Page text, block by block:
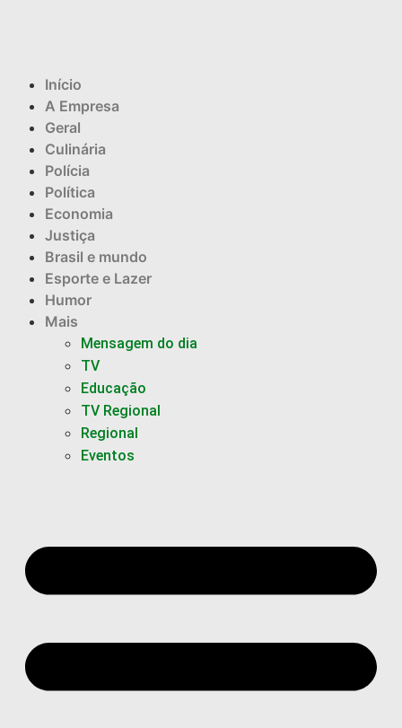
Início
A Empresa
Geral
Culinária
Polícia
Política
Economia
Justiça
Brasil e mundo
Esporte e Lazer
Humor
Mais
Mensagem do dia
TV
Educação
TV Regional
Regional
Eventos